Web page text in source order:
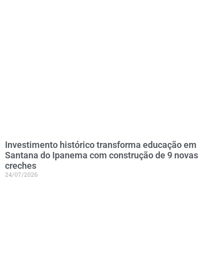
Investimento histórico transforma educação em
Santana do Ipanema com construção de 9 novas
creches
24/07/2026